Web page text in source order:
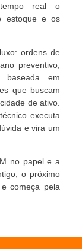
real o
estoque e os
ordens de
preventivo,
baseada em
que buscam
de ativo.
executa
e vira um
no papel e a
o próximo
começa pela